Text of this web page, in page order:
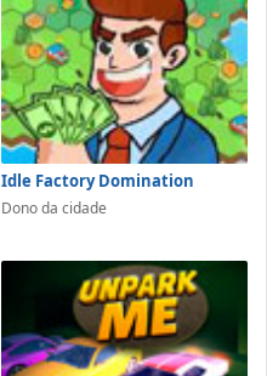
Idle Factory Domination
Dono da cidade